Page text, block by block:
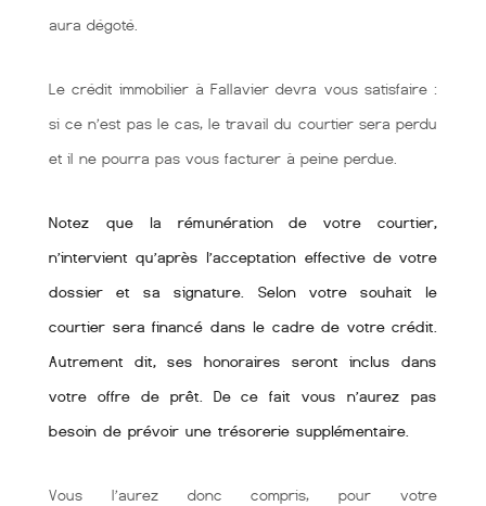
aura dégoté.
Le crédit immobilier à Fallavier devra vous satisfaire :
si ce n’est pas le cas, le travail du courtier sera perdu
et il ne pourra pas vous facturer à peine perdue.
Notez que la rémunération de votre courtier,
n’intervient qu’après l’acceptation effective de votre
dossier et sa signature. Selon votre souhait le
courtier sera financé dans le cadre de votre crédit.
Autrement dit, ses honoraires seront inclus dans
votre offre de prêt. De ce fait vous n’aurez pas
besoin de prévoir une trésorerie supplémentaire.
Vous l’aurez donc compris, pour votre